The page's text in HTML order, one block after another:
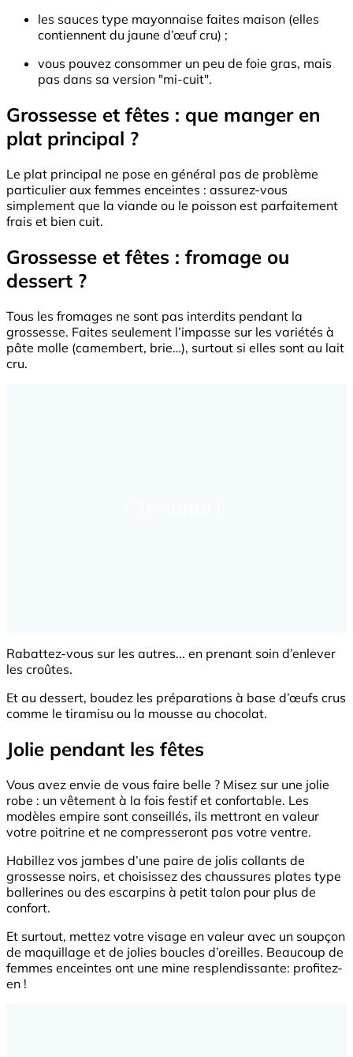
les sauces type mayonnaise faites maison (elles
contiennent du jaune d’œuf cru) ;
vous pouvez consommer un peu de foie gras, mais
pas dans sa version "mi-cuit".
Grossesse et fêtes : que manger en
plat principal ?
Le plat principal ne pose en général pas de problème
particulier aux femmes enceintes : assurez-vous
simplement que la viande ou le poisson est parfaitement
frais et bien cuit.
Grossesse et fêtes : fromage ou
dessert ?
Tous les fromages ne sont pas interdits pendant la
grossesse. Faites seulement l’impasse sur les variétés à
pâte molle (camembert, brie…), surtout si elles sont au lait
cru.
Rabattez-vous sur les autres... en prenant soin d’enlever
les croûtes.
Et au dessert, boudez les préparations à base d’œufs crus
comme le tiramisu ou la mousse au chocolat.
Jolie pendant les fêtes
Vous avez envie de vous faire belle ? Misez sur une jolie
robe : un vêtement à la fois festif et confortable. Les
modèles empire sont conseillés, ils mettront en valeur
votre poitrine et ne compresseront pas votre ventre.
Habillez vos jambes d’une paire de jolis collants de
grossesse noirs, et choisissez des chaussures plates type
ballerines ou des escarpins à petit talon pour plus de
confort.
Et surtout, mettez votre visage en valeur avec un soupçon
de maquillage et de jolies boucles d’oreilles. Beaucoup de
femmes enceintes ont une mine resplendissante: profitez-
en !